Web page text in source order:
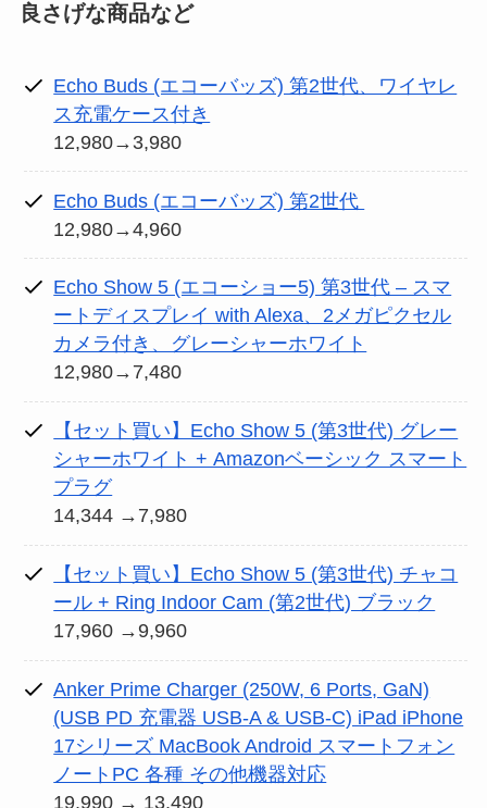
良さげな商品など
Echo Buds (エコーバッズ) 第2世代、ワイヤレ
ス充電ケース付き
12,980→3,980
Echo Buds (エコーバッズ) 第2世代
12,980→4,960
Echo Show 5 (エコーショー5) 第3世代 – スマ
ートディスプレイ with Alexa、2メガピクセル
カメラ付き、グレーシャーホワイト
12,980→7,480
【セット買い】Echo Show 5 (第3世代) グレー
シャーホワイト + Amazonベーシック スマート
プラグ
14,344 →7,980
【セット買い】Echo Show 5 (第3世代) チャコ
ール + Ring Indoor Cam (第2世代) ブラック
17,960 →9,960
Anker Prime Charger (250W, 6 Ports, GaN)
(USB PD 充電器 USB-A & USB-C) iPad iPhone
17シリーズ MacBook Android スマートフォン
ノートPC 各種 その他機器対応
19,990 → 13,490